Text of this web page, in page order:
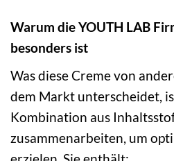
Warum die YOUTH LAB
besonders ist
Was diese Creme von
dem Markt unterscheidet,
Kombination aus
zusammenarbeiten, um